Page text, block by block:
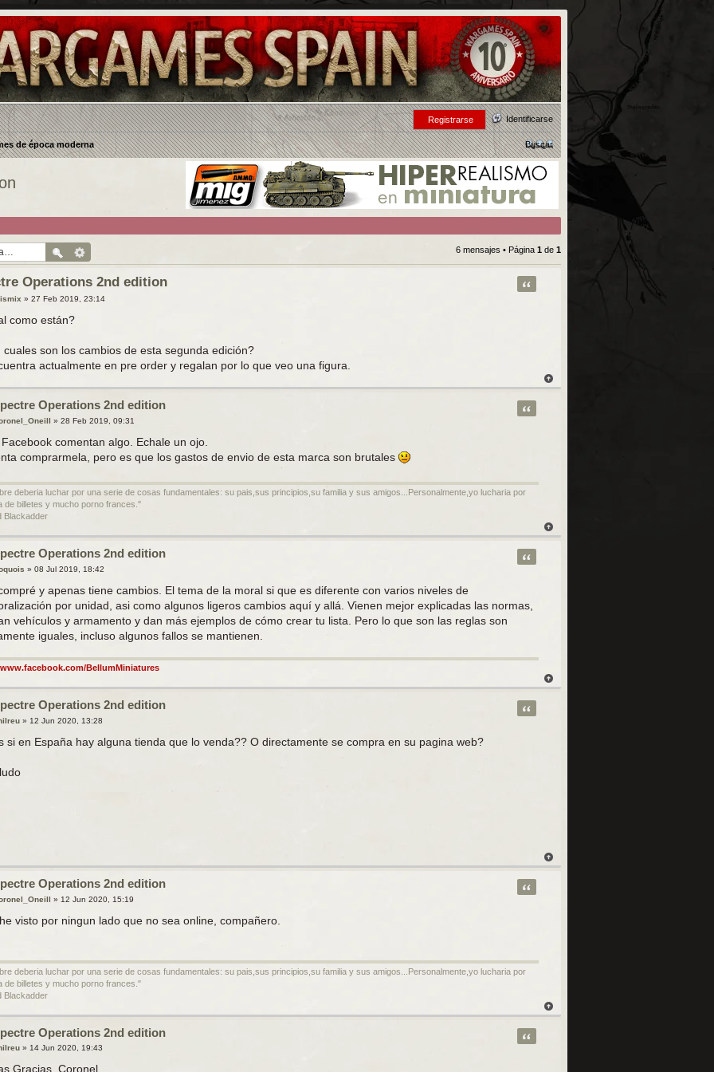
Identificarse
Registrarse
de época moderna Buscar
6 mensajes • Página 1 de 1
Operations 2nd edition Citar
» 27 Feb 2019, 23:14
como están?
cuales son los cambios de esta segunda edición?
actualmente en pre order y regalan por lo que veo una figura.
Operations 2nd edition Citar
» 28 Feb 2019, 09:31
comentan algo. Echale un ojo.
comprarmela, pero es que los gastos de envio de esta marca son brutales
deberia luchar por una serie de cosas fundamentales: su pais,sus principios,su familia y sus amigos...Personalmente,yo lucharia por
de billetes y mucho porno frances."
Blackadder
Operations 2nd edition Citar
» 08 Jul 2019, 18:42
y apenas tiene cambios. El tema de la moral si que es diferente con varios niveles de
por unidad, asi como algunos ligeros cambios aquí y allá. Vienen mejor explicadas las normas,
vehículos y armamento y dan más ejemplos de cómo crear tu lista. Pero lo que son las reglas son
iguales, incluso algunos fallos se mantienen.
BellumMiniatures
Operations 2nd edition Citar
» 12 Jun 2020, 13:28
si en España hay alguna tienda que lo venda?? O directamente se compra en su pagina web?
Operations 2nd edition Citar
» 12 Jun 2020, 15:19
visto por ningun lado que no sea online, compañero.
deberia luchar por una serie de cosas fundamentales: su pais,sus principios,su familia y sus amigos...Personalmente,yo lucharia por
de billetes y mucho porno frances."
Blackadder
Operations 2nd edition Citar
» 14 Jun 2020, 19:43
Gracias, Coronel.